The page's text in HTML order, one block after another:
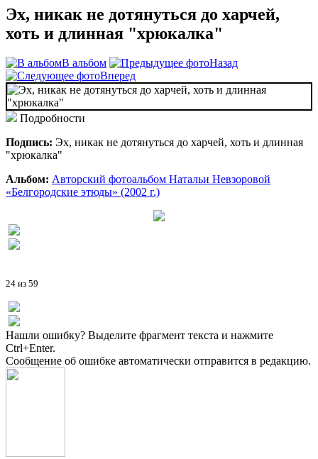
Эх, никак не дотянуться до харчей,
хоть и длинная "хрюкалка"
В альбом
Назад
Вперед
Подробности
Подпись: Эх, никак не дотянуться до харчей, хоть и длинная
"хрюкалка"
Альбом: Авторский фотоальбом Натальи Невзоровой
«Белгородские этюды» (2002 г.)
24 из 59
Нашли ошибку? Выделите фрагмент текста и нажмите
Ctrl+Enter.
Сообщение об ошибке автоматически отправится в редакцию.